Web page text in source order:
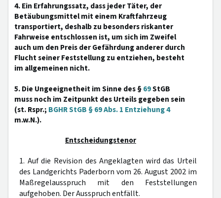
4. Ein Erfahrungssatz, dass jeder Täter, der
Betäubungsmittel mit einem Kraftfahrzeug
transportiert, deshalb zu besonders riskanter
Fahrweise entschlossen ist, um sich im Zweifel
auch um den Preis der Gefährdung anderer durch
Flucht seiner Feststellung zu entziehen, besteht
im allgemeinen nicht.
5. Die Ungeeignetheit im Sinne des §69StGB
muss noch im Zeitpunkt des Urteils gegeben sein
(st. Rspr.; BGHR StGB § 69 Abs. 1 Entziehung 4
m.w.N.).
Entscheidungstenor
1. Auf die Revision des Angeklagten wird das Urteil
des Landgerichts Paderborn vom 26. August 2002 im
Maßregelausspruch mit den Feststellungen
aufgehoben. Der Ausspruch entfällt.